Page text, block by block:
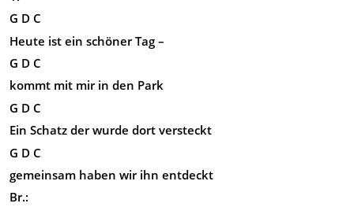
G D C
Heute ist ein schöner Tag –
G D C
kommt mit mir in den Park
G D C
Ein Schatz der wurde dort versteckt
G D C
gemeinsam haben wir ihn entdeckt
Br.: